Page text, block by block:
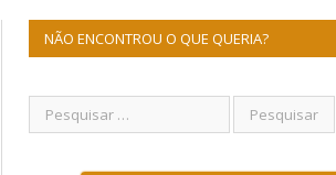
NÃO ENCONTROU O QUE QUERIA?